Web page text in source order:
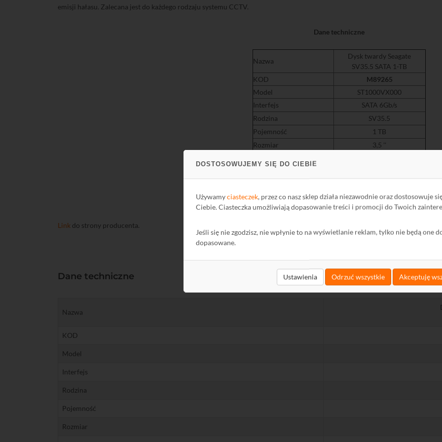
DOSTOSOWUJEMY SIĘ DO CIEBIE
Używamyciasteczek, przez co nasz sklep działa niezawodnie oraz dostosowuje
Ciebie. Ciasteczka umożliwiają dopasowanie treści i promocji do Twoich
Jeśli się nie zgodzisz, nie wpłynie to na wyświetlanie reklam, tylko nie będą one
dopasowane.
Ustawienia Odrzuć wszystkie Akceptuję
emisji hałasu. Zalecana jest do każdego rodzaju systemu CCTV.
Dane techniczne
Nazwa
Dysk twardy Seagate
SV35.5 SATA 1-TB
KOD
M89265
Model
ST1000VX000
Interfejs
SATA 6Gb/s
Rodzina
SV35.5
Pojemność
1 TB
Rozmiar
3,5 ''
Uwagi
dedykowany do CCTV
Link do strony producenta.
Dane techniczne
Nazwa
KOD
Model
Interfejs
Rodzina
Pojemność
Rozmiar